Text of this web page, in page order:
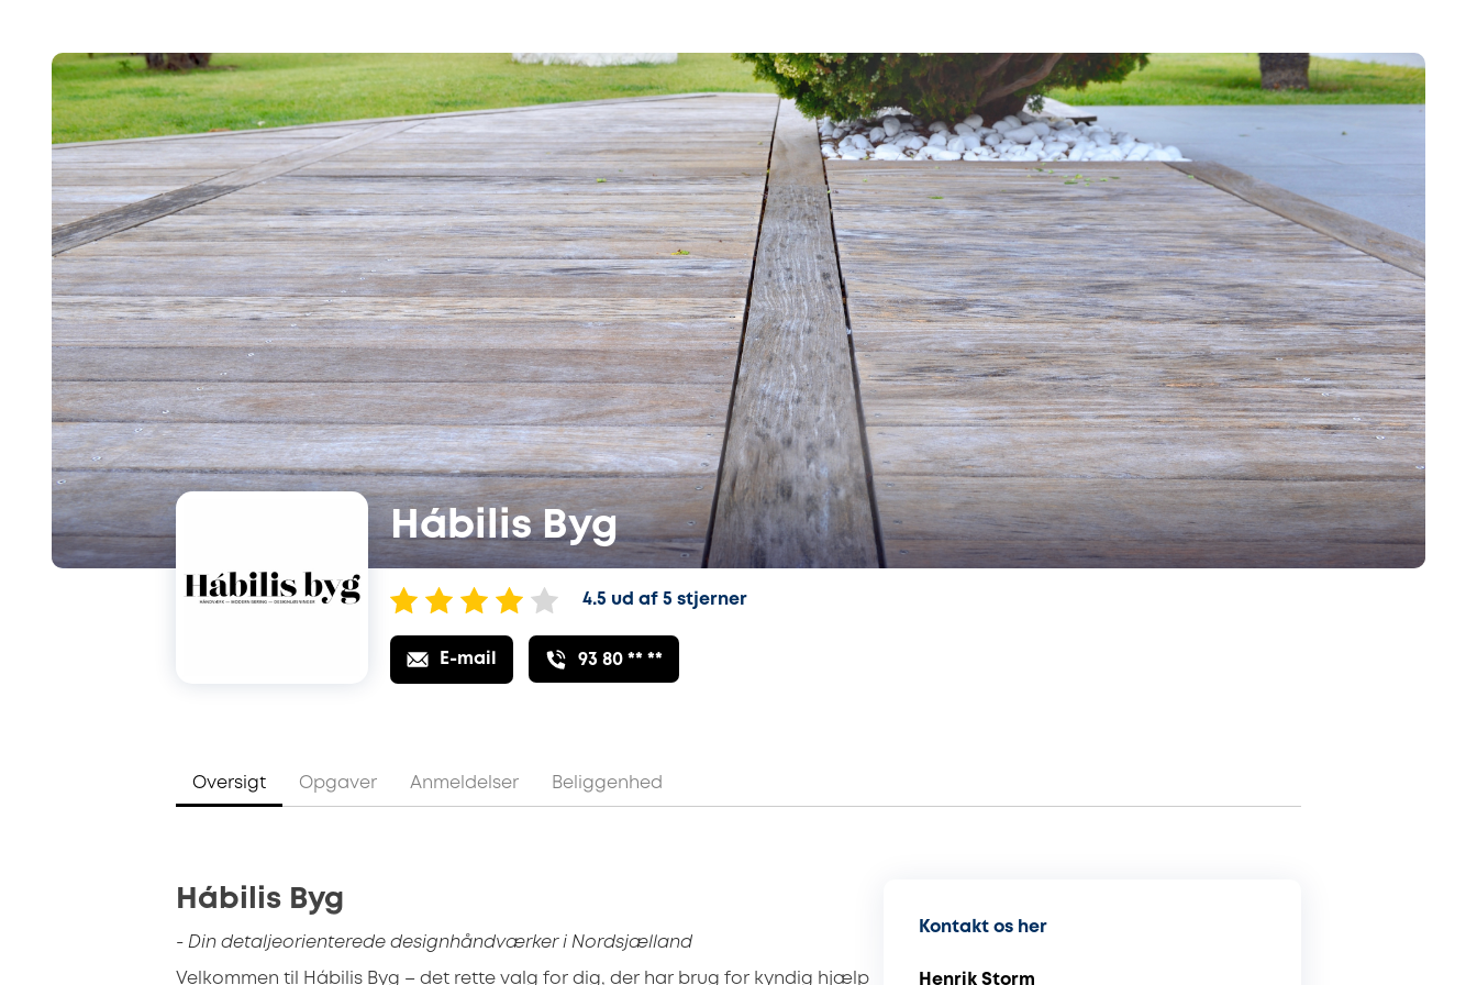
Hábilis Byg
4.5 ud af 5 stjerner
E-mail 93 80 ** **
Oversigt Opgaver Anmeldelser Beliggenhed
Hábilis Byg
- Din detaljeorienterede designhåndværker i Nordsjælland
Velkommen til Hábilis Byg – det rette valg for dig, der har brug for kyndig hjælp
Kontakt os her
Henrik Storm